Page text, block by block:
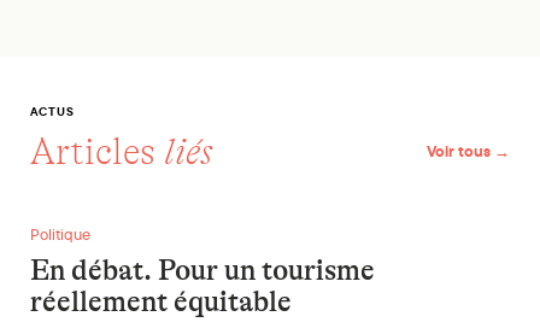
ACTUS
Articles liés Voir tous →
En débat. Pour un tourisme réellement équitable
Politique
En débat. Pour un tourisme
réellement équitable